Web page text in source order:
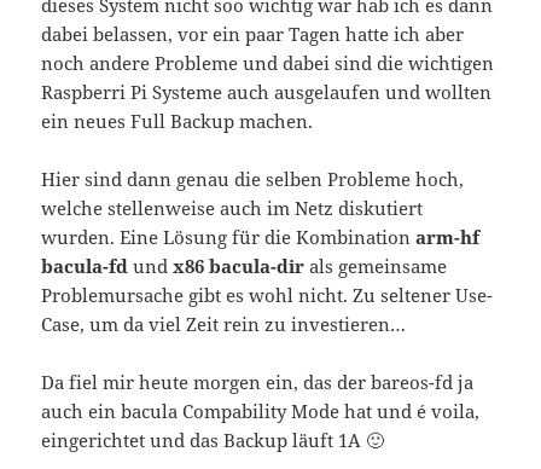
dieses System nicht soo wichtig war hab ich es dann
dabei belassen, vor ein paar Tagen hatte ich aber
noch andere Probleme und dabei sind die wichtigen
Raspberri Pi Systeme auch ausgelaufen und wollten
ein neues Full Backup machen.
Hier sind dann genau die selben Probleme hoch,
welche stellenweise auch im Netz diskutiert
wurden. Eine Lösung für die Kombinationarm-hf
bacula-fd undx86 bacula-dir als gemeinsame
Problemursache gibt es wohl nicht. Zu seltener Use-
Case, um da viel Zeit rein zu investieren…
Da fiel mir heute morgen ein, das der bareos-fd ja
auch ein bacula Compability Mode hat und é voila,
eingerichtet und das Backup läuft 1A 🙂